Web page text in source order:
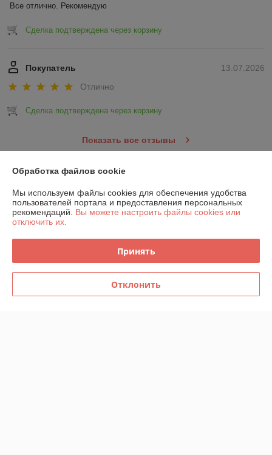
Все отлично. Рекомендую
Сделка подтверждена через корзину
13.07.2026
Покупатель
Отлично
Сделка подтверждена через корзину
Показать все отзывы
Контакты
Доставка и оплата
Полная версия сайта
Обработка файлов cookie
Мы используем файлы cookies для обеспечения удобства
пользователей портала и предоставления персональных
рекомендаций. Вы можете настроить файлы cookies или
отключить их.
Принять
Отклонить